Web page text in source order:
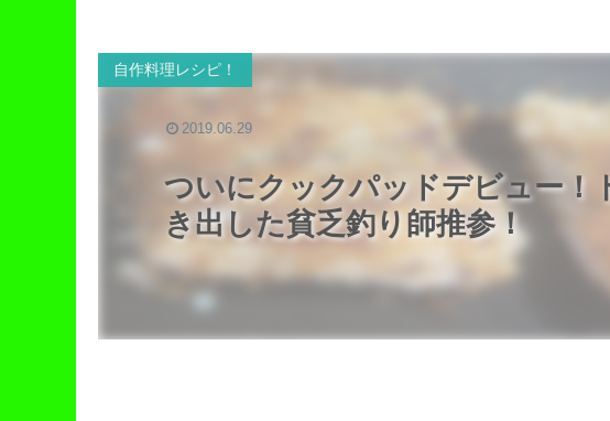
ついにクックパッドデビュー！
き出した貧乏釣り師推参！
自作料理レシピ！
2019.06.29